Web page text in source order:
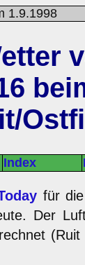
1.9.1998
Index
für
Der